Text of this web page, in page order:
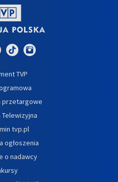
TVP
przetargowe
tvp.pl
ogłoszenia
o nadawcy